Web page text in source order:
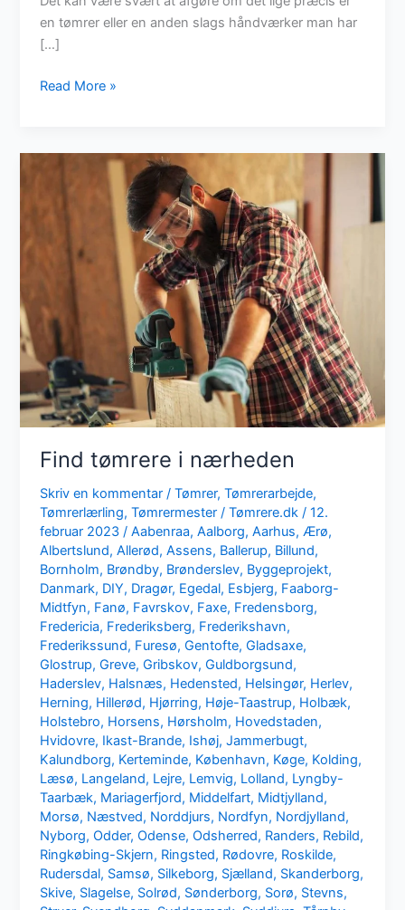
en tømrer eller en anden slags håndværker man har
[…]
Mangler
tømrer?
Read More »
Find tømrere i nærheden
Skriv en kommentar /Tømrer,Tømrerarbejde,
Tømrerlærling,Tømrermester /Tømrere.dk/12.
februar 2023/Aabenraa,Aalborg,Aarhus,Ærø,
Albertslund,Allerød,Assens, Ballerup, Billund,
Bornholm, Brøndby, Brønderslev, Byggeprojekt,
Danmark, DIY, Dragør, Egedal, Esbjerg, Faaborg-
Midtfyn, Fanø, Favrskov, Faxe, Fredensborg,
Fredericia, Frederiksberg, Frederikshavn,
Frederikssund, Furesø,Gentofte,Gladsaxe,
Glostrup,Greve,Gribskov,Guldborgsund,
Haderslev, Halsnæs, Hedensted, Helsingør, Herlev,
Herning, Hillerød, Hjørring, Høje-Taastrup, Holbæk,
Holstebro, Horsens, Hørsholm, Hovedstaden,
Hvidovre, Ikast-Brande, Ishøj,Jammerbugt,
Kalundborg, Kerteminde, København, Køge, Kolding,
Læsø, Langeland, Lejre, Lemvig, Lolland, Lyngby-
Taarbæk, Mariagerfjord, Middelfart, Midtjylland,
Morsø, Næstved, Norddjurs, Nordfyn, Nordjylland,
Nyborg,Odder,Odense,Odsherred, Randers, Rebild,
Ringkøbing-Skjern, Ringsted, Rødovre, Roskilde,
Rudersdal, Samsø, Silkeborg, Sjælland, Skanderborg,
Skive, Slagelse, Solrød, Sønderborg, Sorø, Stevns,